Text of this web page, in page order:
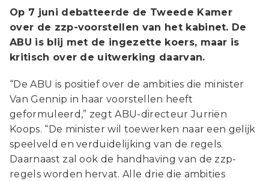
Op 7 juni debatteerde de Tweede Kamer
over de zzp-voorstellen van het kabinet. De
ABU is blij met de ingezette koers, maar is
kritisch over de uitwerking daarvan.
“De ABU is positief over de ambities die minister
Van Gennip in haar voorstellen heeft
geformuleerd,” zegt ABU-directeur Jurriën
Koops. “De minister wil toewerken naar een gelijk
speelveld en verduidelijking van de regels.
Daarnaast zal ook de handhaving van de zzp-
regels worden hervat. Alle drie die ambities